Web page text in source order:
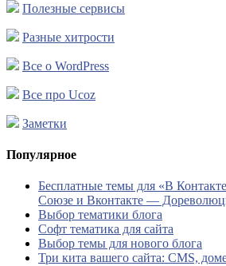
Полезные сервисы
Разные хитрости
Все о WordPress
Все про Ucoz
Заметки
Популярное
Бесплатные темы для «В
Союзе и Вконтакте —
Выбор тематики блога
Софт тематика для сайта
Выбор темы для нового блога
Три кита вашего сайта: CMS,